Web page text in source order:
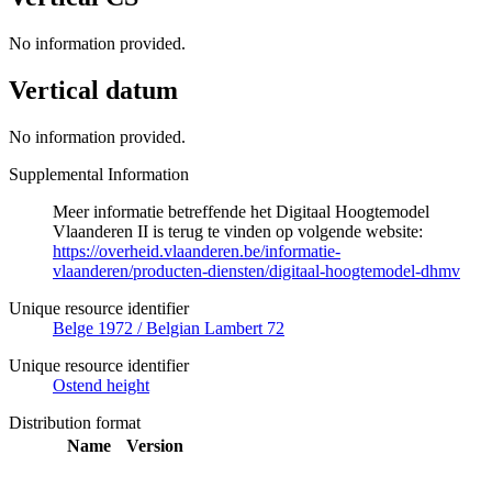
No information provided.
Vertical datum
No information provided.
Supplemental Information
Meer informatie betreffende het Digitaal Hoogtemodel
Vlaanderen II is terug te vinden op volgende website:
https://overheid.vlaanderen.be/informatie-
vlaanderen/producten-diensten/digitaal-hoogtemodel-dhmv
Unique resource identifier
Belge 1972 / Belgian Lambert 72
Unique resource identifier
Ostend height
Distribution format
Name
Version